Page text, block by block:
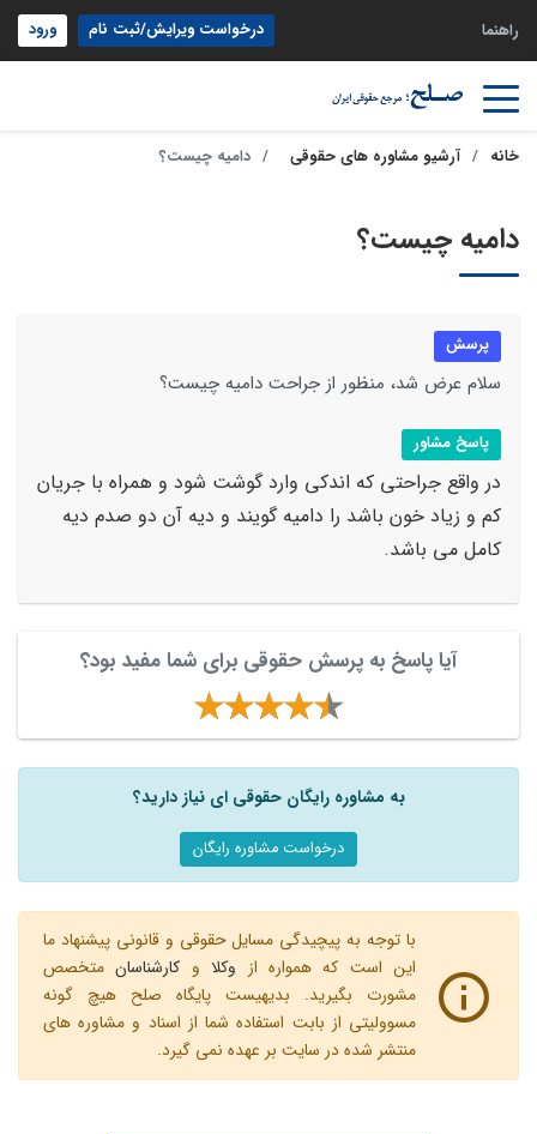
راهنما درخواست ویرایش/ثبت نام ورود
خانه آرشیو مشاوره های حقوقی دامیه چیست؟
دامیه چیست؟
پرسش
سلام عرض شد، منظور از جراحت دامیه چیست؟
پاسخ مشاور
در واقع جراحتی که اندکی وارد گوشت شود و همراه با جریان
کم و زیاد خون باشد را دامیه گویند و دیه آن دو صدم دیه
کامل می باشد.
آیا پاسخ به پرسش حقوقی برای شما مفید بود؟
به مشاوره رایگان حقوقی ای نیاز دارید؟
درخواست مشاوره رایگان
با توجه به پیچیدگی مسایل حقوقی و قانونی پیشنهاد ما
این است که همواره از وکلاو کارشناسانمتخصص
مشورت بگیرید. بدیهیست پایگاه صلح هیچ گونه
مسوولیتی از بابت استفاده شما از اسناد و مشاوره های
منتشر شده در سایت بر عهده نمی گیرد.